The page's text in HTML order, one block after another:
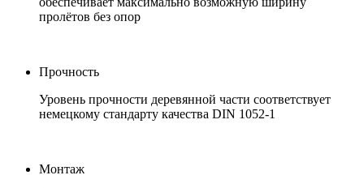
пролётов без опор
Прочность
Уровень прочности деревянной части соответствует
немецкому стандарту качества DIN 1052-1
Монтаж